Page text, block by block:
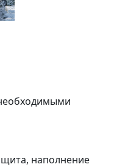
щита, наполнение